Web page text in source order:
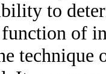
to
of
technique